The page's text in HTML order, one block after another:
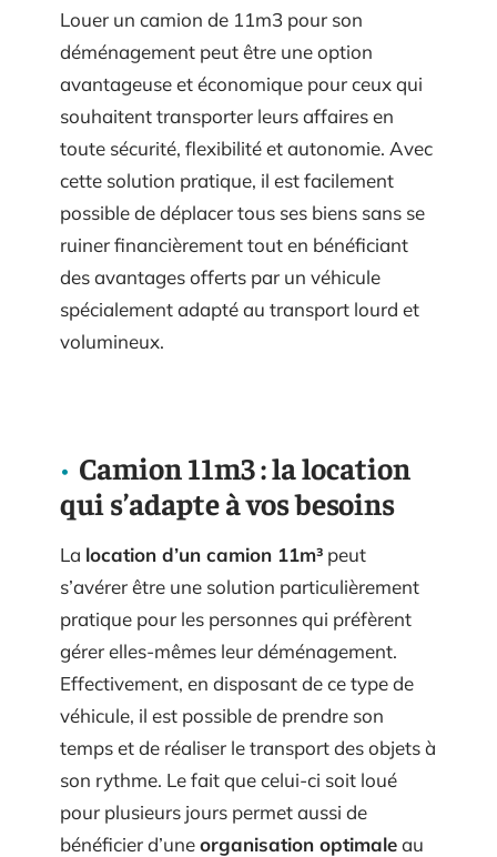
Louer un camion de 11m3 pour son
déménagement peut être une option
avantageuse et économique pour ceux qui
souhaitent transporter leurs affaires en
toute sécurité, flexibilité et autonomie. Avec
cette solution pratique, il est facilement
possible de déplacer tous ses biens sans se
ruiner financièrement tout en bénéficiant
des avantages offerts par un véhicule
spécialement adapté au transport lourd et
volumineux.
Camion 11m3 : la location
qui s’adapte à vos besoins
La location d’un camion 11m³ peut
s’avérer être une solution particulièrement
pratique pour les personnes qui préfèrent
gérer elles-mêmes leur déménagement.
Effectivement, en disposant de ce type de
véhicule, il est possible de prendre son
temps et de réaliser le transport des objets à
son rythme. Le fait que celui-ci soit loué
pour plusieurs jours permet aussi de
bénéficier d’uneorganisation optimaleau